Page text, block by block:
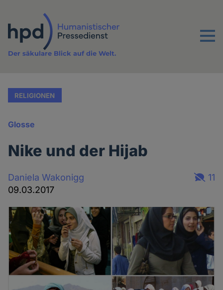
Inhalt
Menu
Der säkulare Blick auf die Welt.
RELIGIONEN
Glosse
Nike und der Hijab
Daniela Wakonigg
09.03.2017
11